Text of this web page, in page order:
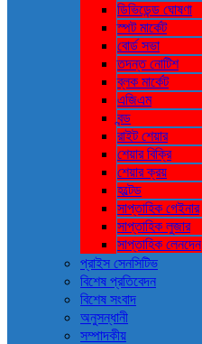
ডিভিডেন্ড ঘোষণা
স্পট মার্কেট
বোর্ড সভা
তদন্ত নোটিশ
ব্লক মার্কেট
এজিএম
বন্ড
রাইট শেয়ার
শেয়ার বিক্রি
শেয়ার ক্রয়
হল্টেড
সাপ্তাহিক গেইনার
সাপ্তাহিক লুজার
সাপ্তাহিক লেনদেন
প্রাইস সেনসিটিভ
বিশেষ প্রতিবেদন
বিশেষ সংবাদ
অনুসন্ধানী
সম্পাদকীয়